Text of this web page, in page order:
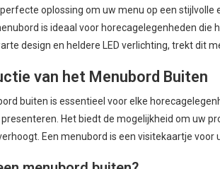
oplossing om uw menu op een
is ideaal voor horecagelegenheden die
design en heldere LED verlichting, trekt dit
van het Menubord Buiten
buiten is essentieel voor elke
presenteren. Het biedt de mogelijkheid om uw
Een menubord is een visitekaartje